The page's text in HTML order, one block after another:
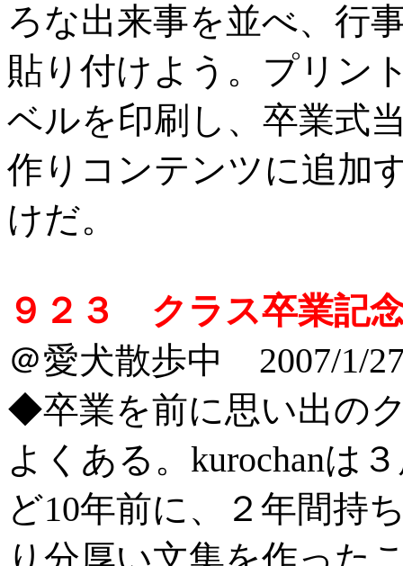
ろな出来事を並べ、行
貼り付けよう。プリン
ベルを印刷し、卒業式
作りコンテンツに追加
けだ。
９２３ クラス卒業記
＠愛犬散歩中 2007/1/
◆卒業を前に思い出の
よくある。kurochanは
ど10年前に、２年間持